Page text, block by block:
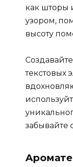
как шторы
узором,
высоту
текстовых
забывайте